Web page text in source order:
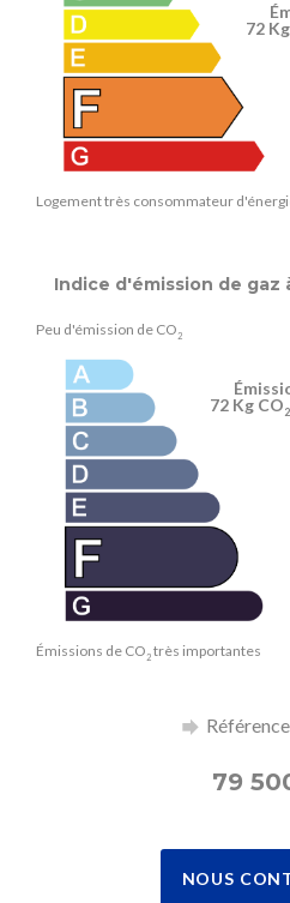
Logement très consommateur
72
Indice d'émission de gaz
Peu d'émission de CO 2
Émissions de CO 2 très importantes
72 Kg CO2
79
NOUS